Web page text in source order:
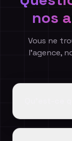
nos
Vous ne
l'agence,